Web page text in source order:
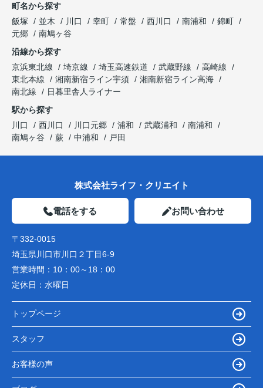
町名から探す
飯塚
並木 川口 幸町 常盤 西川口 南浦和
錦町
元郷
南鳩ヶ谷
沿線から探す
京浜東北線
埼京線 埼玉高速鉄道 武蔵野線
高崎線
東北本線
湘南新宿ライン宇須
湘南新宿ライン高海
南北線
日暮里舎人ライナー
駅から探す
川口
西川口 川口元郷 浦和 武蔵浦和
南浦和
南鳩ヶ谷
蕨 中浦和 戸田
株式会社ライフ・クリエイト
電話をする お問い合わせ
〒332-0015
埼玉県川口市川口２丁目6-9
営業時間： 10：00～18：00
定休日： 水曜日
トップページ
スタッフ
お客様の声